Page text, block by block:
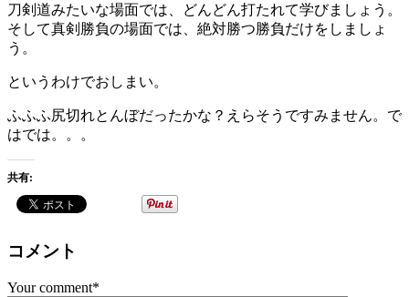
刀剣道みたいな場面では、どんどん打たれて学びましょう。
そして真剣勝負の場面では、絶対勝つ勝負だけをしましょ
う。
というわけでおしまい。
ふふふ尻切れとんぼだったかな？えらそうですみません。で
はでは。。。
共有:
コメント
Your comment*